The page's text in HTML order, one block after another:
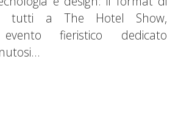
tutti a The Hotel Show,
evento fieristico dedicato